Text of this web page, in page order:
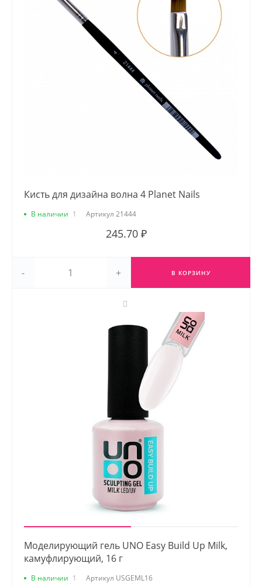
Кисть для дизайна волна 4 Planet Nails
В наличии 1 Артикул 21444
245.70 ₽
- + В КОРЗИНУ
Моделирующий гель UNO Easy Build Up Milk,
камуфлирующий, 16 г
В наличии 1 Артикул USGEML16